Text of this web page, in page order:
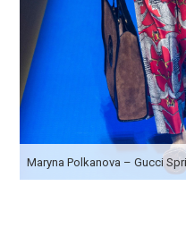
Maryna Polkanova – Gucci